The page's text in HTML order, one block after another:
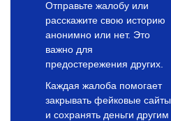
Отправьте жалобу или
расскажите свою историю
анонимно или нет. Это
важно для
предостережения других.
Каждая жалоба помогает
закрывать фейковые сайты
и сохранять деньги другим